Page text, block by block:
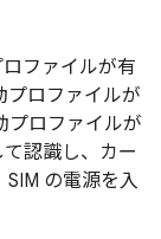
ファイルが有
プロファイルが
プロファイルが
認識し、カー
SIM の電源を入